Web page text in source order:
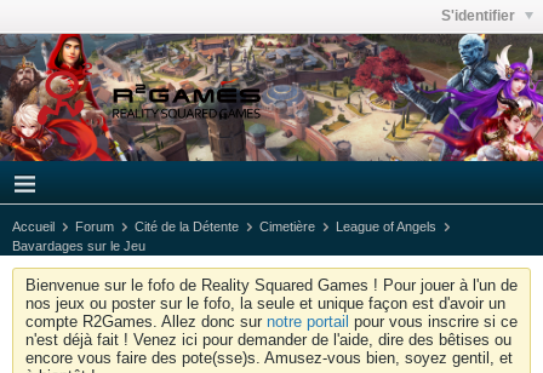
S'identifier
Accueil Forum Cité de la Détente Cimetière
League of Angels
Bavardages sur le Jeu
Bienvenue sur le fofo de Reality Squared Games ! Pour jouer à l'un de
nos jeux ou poster sur le fofo, la seule et unique façon est d'avoir un
compte R2Games. Allez donc sur notre portail pour vous inscrire si ce
n'est déjà fait ! Venez ici pour demander de l'aide, dire des bêtises ou
encore vous faire des pote(sse)s. Amusez-vous bien, soyez gentil, et